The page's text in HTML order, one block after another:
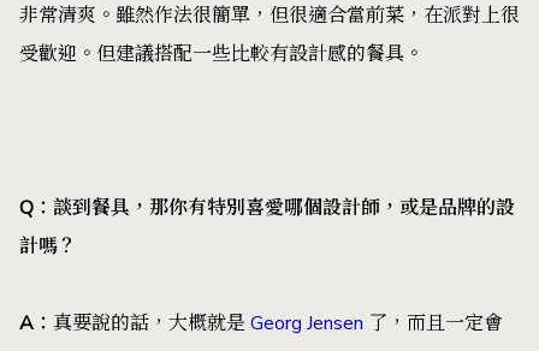
非常清爽。雖然作法很簡單，但很適合當前菜，在派對上很
受歡迎。但建議搭配一些比較有設計感的餐具。
Q ：談到餐具，那你有特別喜愛哪個設計師，或是品牌的設
計嗎？
A ： 真要說的話，大概就是Georg Jensen 了，而且一定會